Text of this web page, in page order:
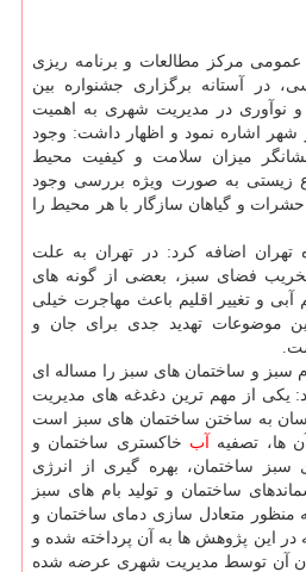
مركز مطالعات و برنامه ریزی
در آستانه برگزاری جشنواره بین
نوآوری در مدیریت شهری به اهمیت
اشاره نمود و اظهار داشت: وجود
میزان سلامت و كیفیت محیط
زیستی به صورت ویژه بررسی وجود
حشرات و گیاهان سازگار با هر محیط را
تهران اضافه كرد: در تهران به علت
فضای سبز، بعضی از گونه های
آبی و تغییر اقلیم باعث مهاجرت خیلی
موضوعات تهدید جدی برای جان و
سبز و ساختمان های سبز را مساله ای
یكی از مهم ترین دغدغه های مدیریت
به ساختن ساختمان های سبز است
ها، تصفیه آب خاكستری ساختمان و
سبز ساختمان، بهره گیری از انرژی
ساختمان و تولید بام های سبز
منظور متعادل سازی دمای ساختمان و
این پژوهش ها به آن پرداخته شده و
آن توسط مدیریت شهری عرضه شده